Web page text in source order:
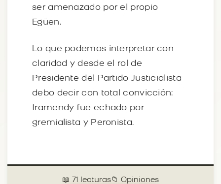
ser amenazado por el propio
Egüen.
Lo que podemos interpretar con
claridad y desde el rol de
Presidente del Partido Justicialista
debo decir con total convicción:
Iramendy fue echado por
gremialista y Peronista.
📖 71 lecturas📁 Opiniones